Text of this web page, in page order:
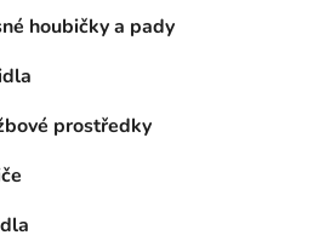
houbičky a pady
prostředky